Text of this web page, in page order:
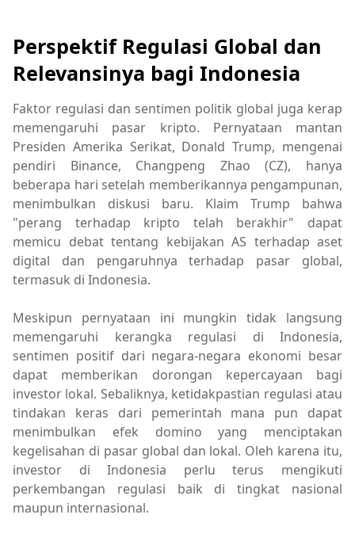
Perspektif Regulasi Global dan
Relevansinya bagi Indonesia
Faktor regulasi dan sentimen politik global juga kerap
memengaruhi pasar kripto. Pernyataan mantan
Presiden Amerika Serikat, Donald Trump, mengenai
pendiri Binance, Changpeng Zhao (CZ), hanya
beberapa hari setelah memberikannya pengampunan,
menimbulkan diskusi baru. Klaim Trump bahwa
"perang terhadap kripto telah berakhir" dapat
memicu debat tentang kebijakan AS terhadap aset
digital dan pengaruhnya terhadap pasar global,
termasuk di Indonesia.
Meskipun pernyataan ini mungkin tidak langsung
memengaruhi kerangka regulasi di Indonesia,
sentimen positif dari negara-negara ekonomi besar
dapat memberikan dorongan kepercayaan bagi
investor lokal. Sebaliknya, ketidakpastian regulasi atau
tindakan keras dari pemerintah mana pun dapat
menimbulkan efek domino yang menciptakan
kegelisahan di pasar global dan lokal. Oleh karena itu,
investor di Indonesia perlu terus mengikuti
perkembangan regulasi baik di tingkat nasional
maupun internasional.